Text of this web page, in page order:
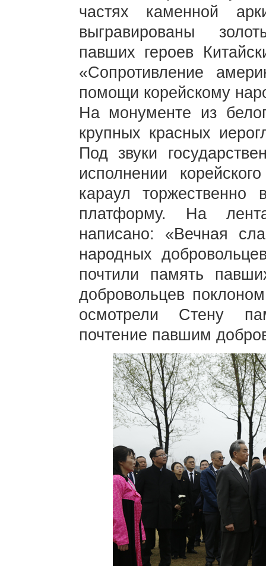
частях каменной
выгравированы
павших героев
«Сопротивление
помощи корейскому
На монументе из
крупных красных
Под звуки
исполнении
караул
платформу. На
написано: «Вечная
народных
почтили память
добровольцев
осмотрели Стену
почтение павшим